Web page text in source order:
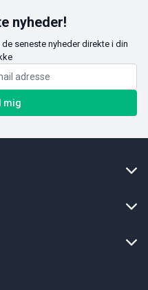
nyheder!
seneste nyheder direkte i din
mig